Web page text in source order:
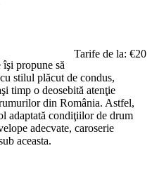
Tarife de la: €20
propune să
stilul plăcut de condus,
timp o deosebită atenţie
din România. Astfel,
adaptată condiţiilor de drum
adecvate, caroserie
aceasta.